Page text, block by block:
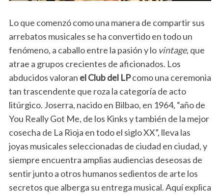
Lo que comenzó como una manera de compartir sus
arrebatos musicales se ha convertido en todo un
fenómeno, a caballo entre la pasión y lo vintage, que
atrae a grupos crecientes de aficionados. Los
abducidos valoran el Club del LPcomo una ceremonia
tan trascendente que roza la categoría de acto
litúrgico. Joserra, nacido en Bilbao, en 1964, “año de
You Really Got Me, de los Kinks y también de la mejor
cosecha de La Rioja en todo el siglo XX”, lleva las
joyas musicales seleccionadas de ciudad en ciudad, y
siempre encuentra amplias audiencias deseosas de
sentir junto a otros humanos sedientos de arte los
secretos que alberga su entrega musical. Aquí explica